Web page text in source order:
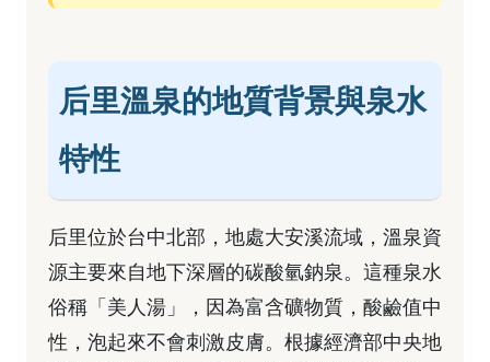
后里溫泉的地質背景與泉水
特性
后里位於台中北部，地處大安溪流域，溫泉資
源主要來自地下深層的碳酸氫鈉泉。這種泉水
俗稱「美人湯」，因為富含礦物質，酸鹼值中
性，泡起來不會刺激皮膚。根據經濟部中央地